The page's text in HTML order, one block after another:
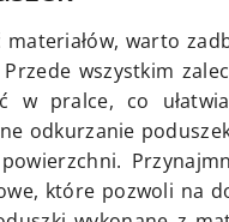
warto
wszystkim
w pralce, co
odkurzanie
które pozwoli na